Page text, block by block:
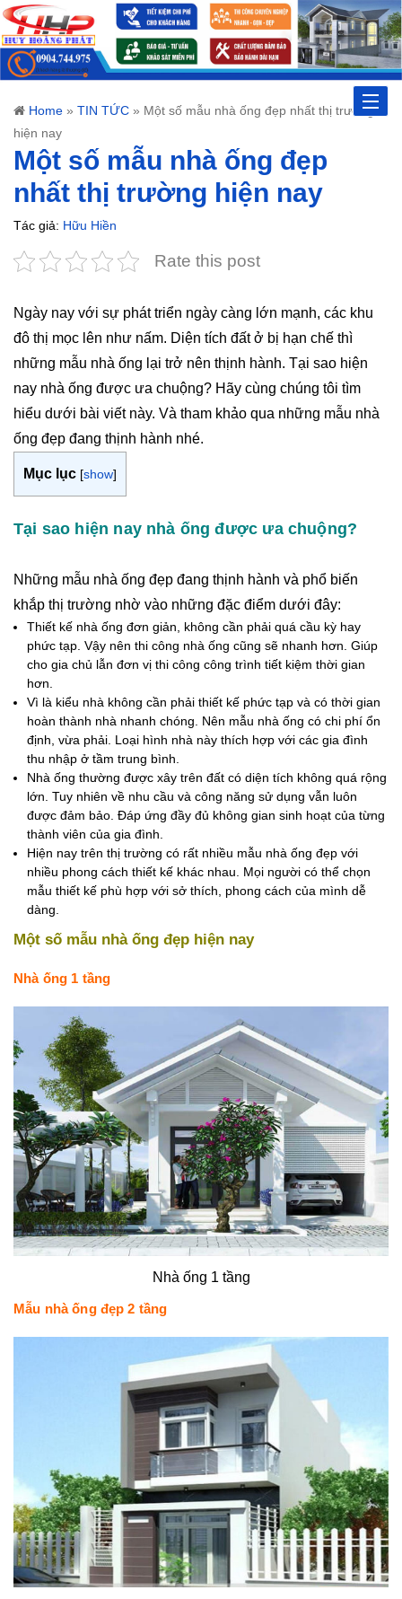
Toggle
Home » TIN TỨC » Một số mẫu nhà ống đẹp nhất thị trường
hiện nay
Một số mẫu nhà ống đẹp
nhất thị trường hiện nay
Tác giả: Hữu Hiền
Rate this post
Ngày nay với sự phát triển ngày càng lớn mạnh, các khu
đô thị mọc lên như nấm. Diện tích đất ở bị hạn chế thì
những mẫu nhà ống lại trở nên thịnh hành. Tại sao hiện
nay nhà ống được ưa chuộng? Hãy cùng chúng tôi tìm
hiểu dưới bài viết này. Và tham khảo qua những mẫu nhà
ống đẹp đang thịnh hành nhé.
Mục lục [show]
Tại sao hiện nay nhà ống được ưa chuộng?
Những mẫu nhà ống đẹp đang thịnh hành và phổ biến
khắp thị trường nhờ vào những đặc điểm dưới đây:
Thiết kế nhà ống đơn giản, không cần phải quá cầu kỳ hay
phức tạp. Vậy nên thi công nhà ống cũng sẽ nhanh hơn. Giúp
cho gia chủ lẫn đơn vị thi công công trình tiết kiệm thời gian
hơn.
Vì là kiểu nhà không cần phải thiết kế phức tạp và có thời gian
hoàn thành nhà nhanh chóng. Nên mẫu nhà ống có chi phí ổn
định, vừa phải. Loại hình nhà này thích hợp với các gia đình
thu nhập ở tầm trung bình.
Nhà ống thường được xây trên đất có diện tích không quá rộng
lớn. Tuy nhiên về nhu cầu và công năng sử dụng vẫn luôn
được đảm bảo. Đáp ứng đầy đủ không gian sinh hoạt của từng
thành viên của gia đình.
Hiện nay trên thị trường có rất nhiều mẫu nhà ống đẹp với
nhiều phong cách thiết kế khác nhau. Mọi người có thể chọn
mẫu thiết kế phù hợp với sở thích, phong cách của mình dễ
dàng.
Một số mẫu nhà ống đẹp hiện nay
Nhà ống 1 tầng
Nhà ống 1 tầng
Mẫu nhà ống đẹp 2 tầng